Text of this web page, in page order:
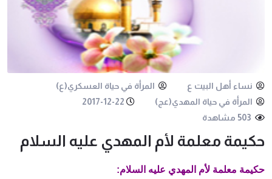
نساء أهل البيت ع
المرأة في حياة العسكري(ع)
المرأة في حياة المهدي(عج)
2017-12-22
حكيمة معلمة لأم المهدي عليه السلام
حكيمة معلمة لأم المهدي عليه السلام: